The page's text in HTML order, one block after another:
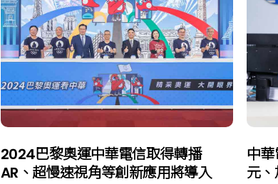
2024巴黎奧運中華電信取得轉播
AR、超慢速視角等創新應用將導入
中
元